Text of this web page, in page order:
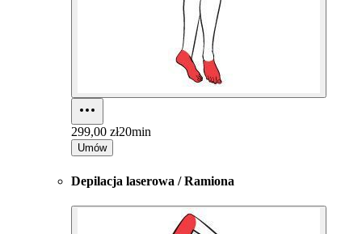
299,00 zł20min
Umów
Depilacja laserowa / Ramiona